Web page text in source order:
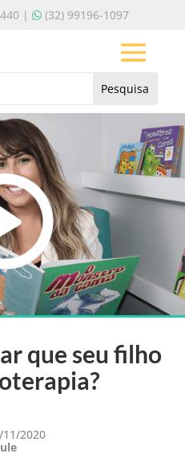
| (32) 99196-1097
que seu filho
2020